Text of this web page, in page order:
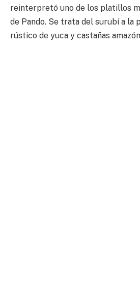
reinterpretó uno de los platillos
de Pando. Se trata del surubí a la
rústico de yuca y castañas